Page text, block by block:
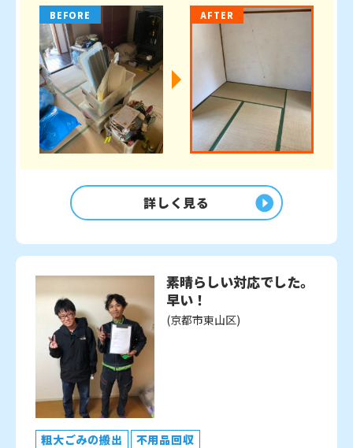
BEFORE AFTER
詳しく見る
素晴らしい対応でした。
早い！
(京都市東山区)
粗大ごみの搬出
不用品回収